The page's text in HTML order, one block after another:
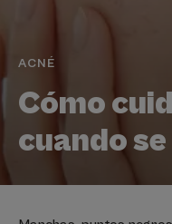
ACNÉ
Cómo
cuando